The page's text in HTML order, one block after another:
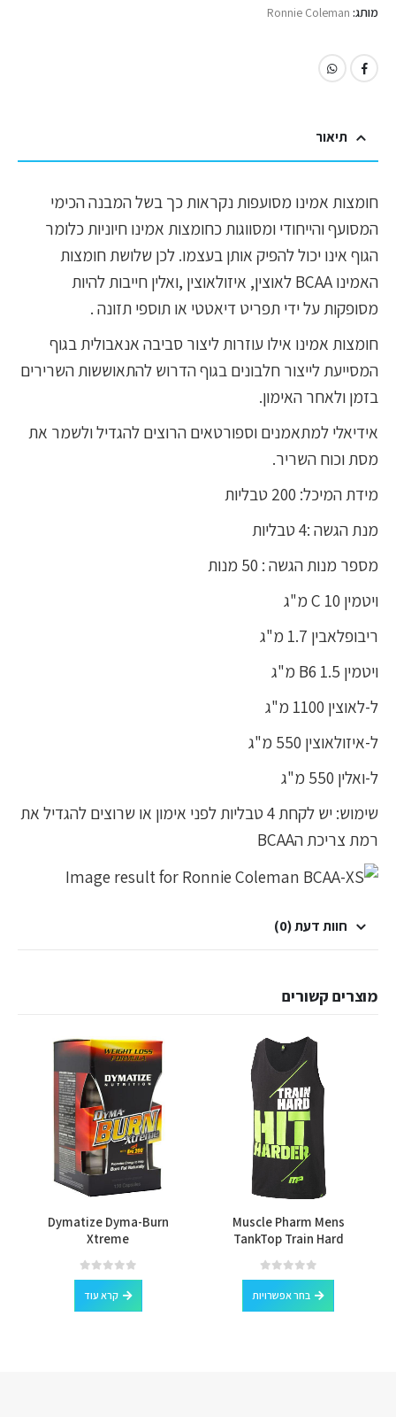
מותג: Ronnie Coleman
תיאור
חומצות אמינו מסועפות נקראות כך בשל המבנה הכימי
המסועף והייחודי ומסווגות כחומצות אמינו חיוניות כלומר
הגוף אינו יכול להפיק אותן בעצמו. לכן שלושת חומצות
האמינו BCAA לאוצין, איזולאוצין ,ואלין חייבות להיות
מסופקות על ידי תפריט דיאטטי או תוספי תזונה .
חומצות אמינו אילו עוזרות ליצור סביבה אנאבולית בגוף
המסייעת לייצור חלבונים בגוף הדרוש להתאוששות השרירים
בזמן ולאחר האימון.
אידיאלי למתאמנים וספורטאים הרוצים להגדיל ולשמר את
מסת וכוח השריר.
מידת המיכל: 200 טבליות
מנת הגשה :4 טבליות
מספר מנות הגשה : 50 מנות
ויטמין C 10 מ"ג
ריבופלאבין 1.7 מ"ג
ויטמין B6 1.5 מ"ג
ל-לאוצין 1100 מ"ג
ל-איזולאוצין 550 מ"ג
ל-ואלין 550 מ"ג
שימוש: יש לקחת 4 טבליות לפני אימון או שרוצים להגדיל את
רמת צריכת הBCAA
חוות דעת (0)
מוצרים קשורים
למוצר זה יש מספר סוגים. ניתן לבחור את האפשרויות בעמוד המוצר
Muscle Pharm Mens
TankTop Train Hard
0
out of 5
בחר אפשרויות
למוצר זה יש מספר סוגים. ניתן לבחור את האפשרויות בעמוד המוצר
Dymatize Dyma-Burn
Xtreme
0
out of 5
קרא עוד